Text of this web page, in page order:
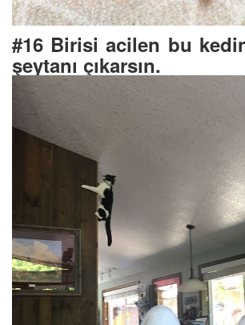
#16 Birisi acilen bu
şeytanı çıkarsın.